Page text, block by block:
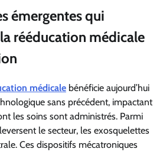
émergentes qui
rééducation médicale
médicale bénéficie aujourd’hui
sans précédent, impactant
les soins sont administrés. Parmi
le secteur, les exosquelettes
Ces dispositifs mécatroniques